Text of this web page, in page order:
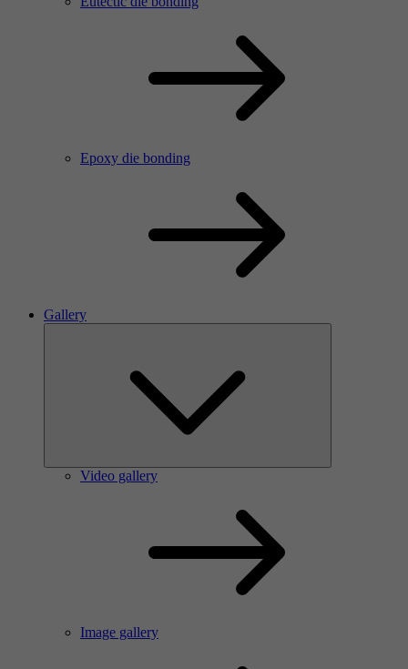
Epoxy die bonding
Gallery
Video gallery
Image gallery